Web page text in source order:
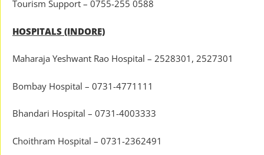
Tourism Support – 0755-255 0588
HOSPITALS (INDORE)
Maharaja Yeshwant Rao Hospital – 2528301, 2527301
Bombay Hospital – 0731-4771111
Bhandari Hospital – 0731-4003333
Choithram Hospital – 0731-2362491